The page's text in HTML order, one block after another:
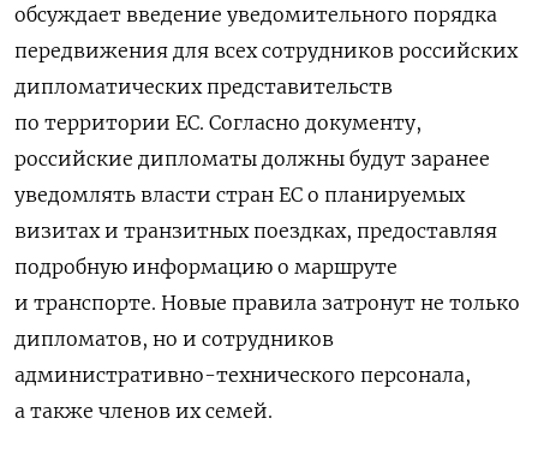
обсуждает введение уведомительного порядка
передвижения для всех сотрудников российских
дипломатических представительств
по территории ЕС. Согласно документу,
российские дипломаты должны будут заранее
уведомлять власти стран ЕС о планируемых
визитах и транзитных поездках, предоставляя
подробную информацию о маршруте
и транспорте. Новые правила затронут не только
дипломатов, но и сотрудников
административно-технического персонала,
а также членов их семей.